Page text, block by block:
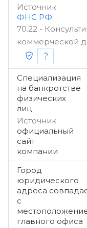
Источник
ФНС РФ
70.22 -
коммерческой
Специализация
на банкротстве
физических
лиц
Источник
официальный
сайт
компании
Город
юридического
адреса
с
главного офиса